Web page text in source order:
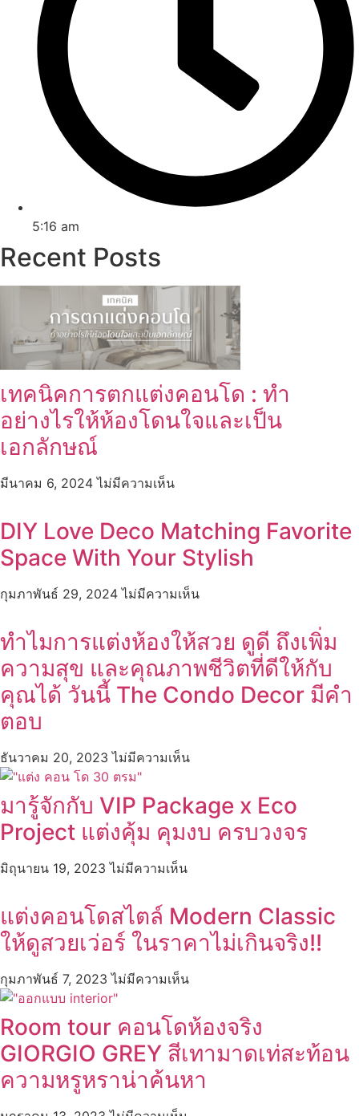
5:16 am
Recent Posts
เทคนิคการตกแต่งคอนโด : ทำ
อย่างไรให้ห้องโดนใจและเป็น
เอกลักษณ์
มีนาคม 6, 2024ไม่มีความเห็น
DIY Love Deco Matching Favorite
Space With Your Stylish
กุมภาพันธ์ 29, 2024ไม่มีความเห็น
ทำไมการแต่งห้องให้สวย ดูดี ถึงเพิ่ม
ความสุข และคุณภาพชีวิตที่ดีให้กับ
คุณได้ วันนี้ The Condo Decor มีคำ
ตอบ
ธันวาคม 20, 2023ไม่มีความเห็น
มารู้จักกับ VIP Package x Eco
Project แต่งคุ้ม คุมงบ ครบวงจร
มิถุนายน 19, 2023ไม่มีความเห็น
แต่งคอนโดสไตล์ Modern Classic
ให้ดูสวยเว่อร์ ในราคาไม่เกินจริง!!
กุมภาพันธ์ 7, 2023ไม่มีความเห็น
Room tour คอนโดห้องจริง
GIORGIO GREY สีเทามาดเท่สะท้อน
ความหรูหราน่าค้นหา